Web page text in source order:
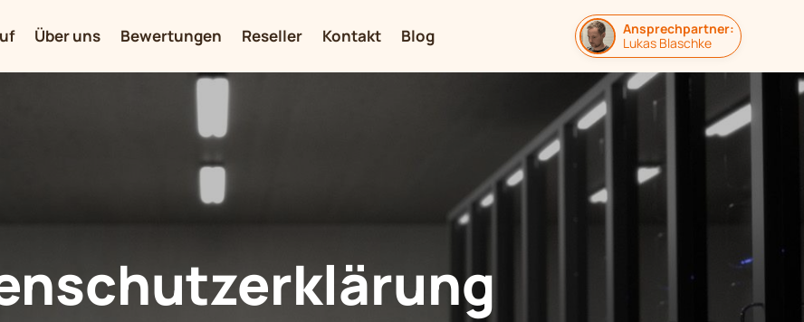
Über uns Bewertungen Reseller Kontakt Blog
Ansprechpartner:
Lukas Blaschke